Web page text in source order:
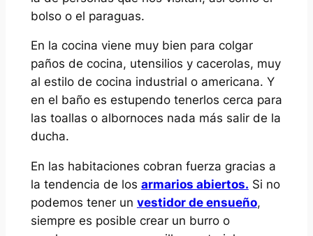
bolso o el paraguas.
En la cocina viene muy bien para colgar
paños de cocina, utensilios y cacerolas, muy
al estilo de cocina industrial o americana. Y
en el baño es estupendo tenerlos cerca para
las toallas o albornoces nada más salir de la
ducha.
En las habitaciones cobran fuerza gracias a
la tendencia de los armarios abiertos. Si no
podemos tener un vestidor de ensueño,
siempre es posible crear un burro o